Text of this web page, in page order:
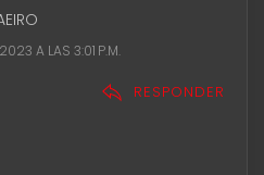
A LAS 3:01 P.M.
RESPONDER